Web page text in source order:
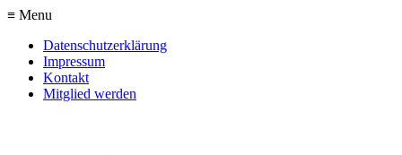
≡ Menu
Datenschutzerklärung
Impressum
Kontakt
Mitglied werden